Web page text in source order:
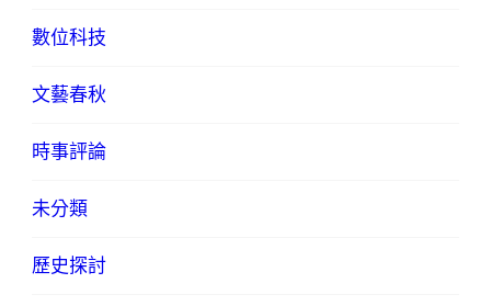
數位科技
文藝春秋
時事評論
未分類
歷史探討